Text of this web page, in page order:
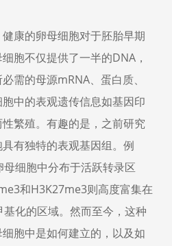
康的卵母细胞对于胚胎早期
胞不仅提供了一半的DNA，
需的母源mRNA、蛋白质、
中的表观遗传信息如基因印
繁殖。有趣的是，之前研究
有独特的表观基因组。例
细胞中分布于活跃转录区
和H3K27me3则高度富集在
化的区域。然而至今，这种
胞中是如何建立的，以及如